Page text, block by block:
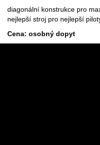
diagonální konstrukce pro
nejlepší stroj pro nejlepší
Cena: osobný dopyt